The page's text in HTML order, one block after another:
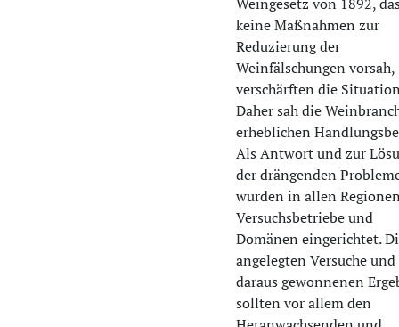
keine Maßnahmen zur
Reduzierung der
Weinfälschungen vorsah,
verschärften die
Daher sah die
erheblichen
Als Antwort und zur
der drängenden
wurden in allen
Versuchsbetriebe und
Domänen eingerichtet.
angelegten Versuche
daraus gewonnenen
sollten vor allem den